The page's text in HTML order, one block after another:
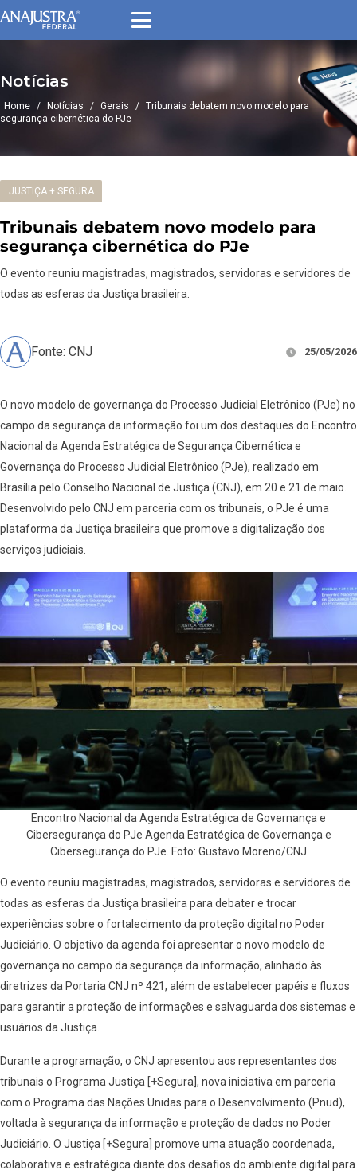
Notícias
Home / Notícias / Gerais / Tribunais debatem novo modelo para
segurança cibernética do PJe
JUSTIÇA + SEGURA
Tribunais debatem novo modelo para
segurança cibernética do PJe
O evento reuniu magistradas, magistrados, servidoras e servidores de
todas as esferas da Justiça brasileira.
Fonte: CNJ 25/05/2026
O novo modelo de governança do Processo Judicial Eletrônico (PJe) no
campo da segurança da informação foi um dos destaques do Encontro
Nacional da Agenda Estratégica de Segurança Cibernética e
Governança do Processo Judicial Eletrônico (PJe), realizado em
Brasília pelo Conselho Nacional de Justiça (CNJ), em 20 e 21 de maio.
Desenvolvido pelo CNJ em parceria com os tribunais, o PJe é uma
plataforma da Justiça brasileira que promove a digitalização dos
serviços judiciais.
Encontro Nacional da Agenda Estratégica de Governança e
Cibersegurança do PJe Agenda Estratégica de Governança e
Cibersegurança do PJe. Foto: Gustavo Moreno/CNJ
O evento reuniu magistradas, magistrados, servidoras e servidores de
todas as esferas da Justiça brasileira para debater e trocar
experiências sobre o fortalecimento da proteção digital no Poder
Judiciário. O objetivo da agenda foi apresentar o novo modelo de
governança no campo da segurança da informação, alinhado às
diretrizes da Portaria CNJ nº 421, além de estabelecer papéis e fluxos
para garantir a proteção de informações e salvaguarda dos sistemas e
usuários da Justiça.
Durante a programação, o CNJ apresentou aos representantes dos
tribunais o Programa Justiça [+Segura], nova iniciativa em parceria
com o Programa das Nações Unidas para o Desenvolvimento (Pnud),
voltada à segurança da informação e proteção de dados no Poder
Judiciário. O Justiça [+Segura] promove uma atuação coordenada,
colaborativa e estratégica diante dos desafios do ambiente digital para